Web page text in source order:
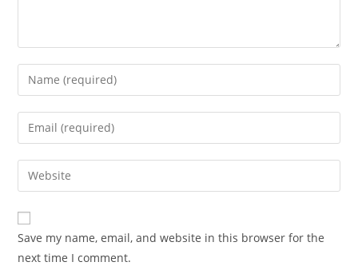
Enter
your
name
comment
Enter
your
email
address
comment
Enter
your
website
URL
(optional)
Save my name, email, and website in this browser for the
next time I comment.